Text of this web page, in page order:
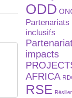
ODD
Partenariats
inclusifs
impacts
AFRICA
RSE